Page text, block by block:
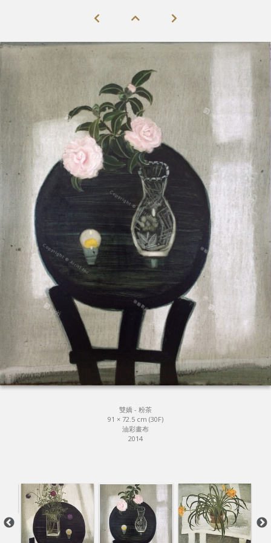
雙嬌 - 粉茶
91 × 72.5 cm (30F)
油彩畫布
2014